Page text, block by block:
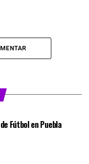
Fútbol en Puebla